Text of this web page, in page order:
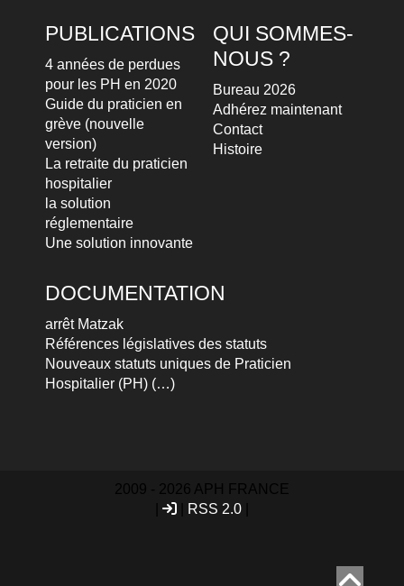
PUBLICATIONS
4 années de perdues
pour les PH en 2020
Guide du praticien en
grève (nouvelle
version)
La retraite du praticien
hospitalier
la solution
réglementaire
Une solution innovante
QUI SOMMES-
NOUS ?
Bureau 2026
Adhérez maintenant
Contact
Histoire
DOCUMENTATION
arrêt Matzak
Références législatives des statuts
Nouveaux statuts uniques de Praticien
Hospitalier (PH) (…)
2009 - 2026 APH FRANCE
RSS 2.0